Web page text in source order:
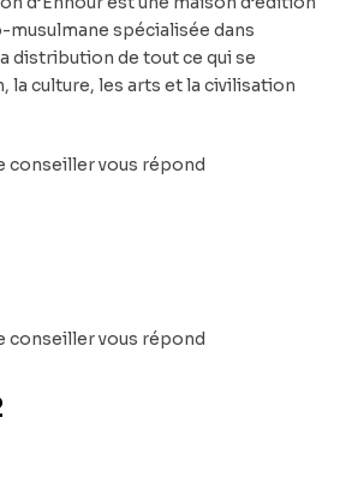
spécialisée dans
distribution de tout ce qui se
la culture, les arts et la civilisation
conseiller vous répond
conseiller vous répond